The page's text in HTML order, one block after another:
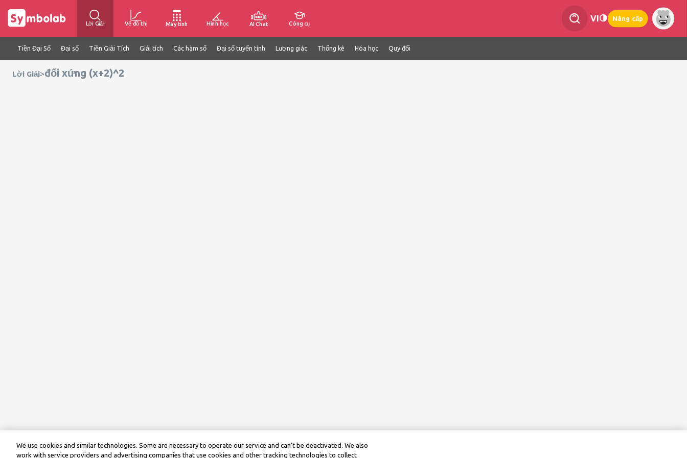
Lời Giải Vẽ đồ thị Máy tính Hình học AI Chat Công cụ
VI Nâng cấp
Tiền Đại Số Đại số Tiền Giải Tích Giải tích Các hàm số Đại số tuyến tính Lượng giác Thống kê Hóa học Quy đổi
Lời Giải>đối xứng (x+2)^2
We use cookies and similar technologies. Some are necessary to operate our service and can’t be deactivated. We also
work with service providers and advertising companies that use cookies and other tracking technologies to collect